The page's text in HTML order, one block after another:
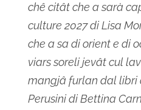
chê citât che a sarà
culture 2027 di Lisa
che a sa di orient e di
viars soreli jevât cul
mangjâ furlan dal libri
Perusini di Bettina